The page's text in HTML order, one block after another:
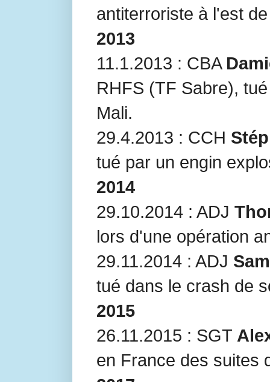
antiterroriste à l'est
2013
11.1.2013 : CBA
RHFS (TF Sabre),
Mali.
29.4.2013 : CCH
tué par un engin
2014
29.10.2014 : ADJ
lors d'une opération
29.11.2014 : ADJ
tué dans le crash de
2015
26.11.2015 : SGT
en France des suites